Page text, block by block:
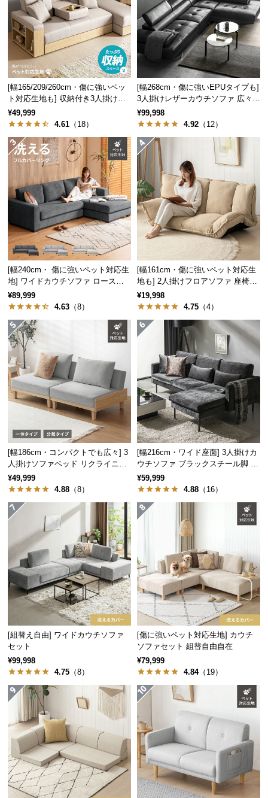
中
型
商
品
の
配
送
に
つ
い
て
型
商
の
送
に
つ
い
て
開
梱
設
サ
ー
ス
つ
い
て
路
に
つ
い
返
キ
ン
ル
に
つ
い
て
こちらは C（カウチ+2P+オットマン）セット
のペー
この商品の他のセットタイプ
[幅165/209/260cm・傷に強いペッ
ト対応生地も] 収納付き3人掛け多
機能ソファ
¥49,999
4.61 （18）
[幅268cm・傷に強いEPUタイプも]
3人掛けレザーカウチソファ 広々設
計 高級感
¥99,998
4.92 （12）
[幅240cm・ 傷に強いペット対応生
地] ワイドカウチソファ ロースタ
イル
¥89,999
4.63 （8）
[幅161cm・傷に強いペット対応生
地も] 2人掛けフロアソファ 座椅子
タイプ リクライニング
¥19,998
4.75 （4）
[幅186cm・コンパクトでも広々] 3
人掛けソファベッド リクライニン
グ 天然木フレーム 北欧
¥49,999
4.88 （8）
[幅216cm・ワイド座面] 3人掛けカ
ウチソファ ブラックスチール脚 L
字 ホテルライク 高級感
¥59,999
4.88 （16）
[組替え自由] ワイドカウチソファ
セット
¥99,998
4.75 （8）
[傷に強いペット対応生地] カウチ
ソファセット 組替自由自在
¥79,999
4.84（19）